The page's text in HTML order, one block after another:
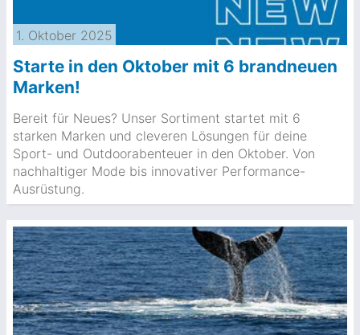
Starte in den Oktober mit 6 brandneuen
Marken!
Bereit für Neues? Unser Sortiment startet mit 6
starken Marken und cleveren Lösungen für deine
Sport- und Outdoorabenteuer in den Oktober. Von
nachhaltiger Mode bis innovativer Performance-
Ausrüstung.
1. Oktober 2025